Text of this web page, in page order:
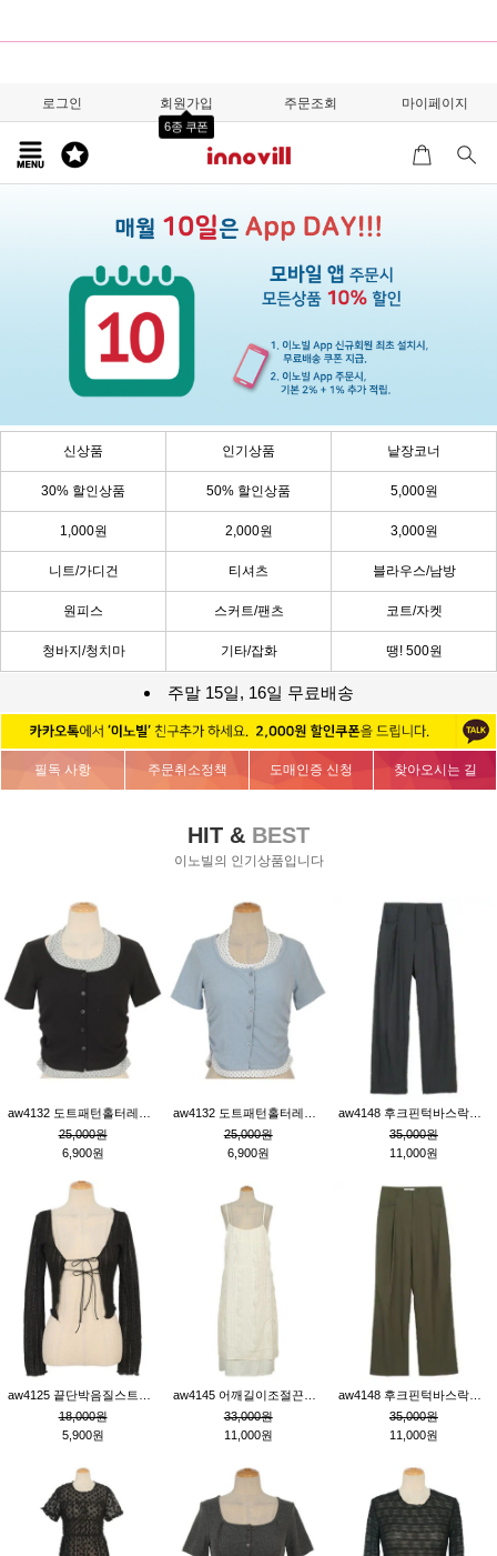
로그인 회원가입
6종 쿠폰
주문조회 마이페이지
신상품 인기상품 낱장코너
30% 할인상품 50% 할인상품 5,000원
1,000원 2,000원 3,000원
니트/가디건 티셔츠 블라우스/남방
원피스 스커트/팬츠 코트/자켓
청바지/청치마 기타/잡화 땡! 500원
주말 15일, 16일 무료배송
필독 사항 주문취소정책 도매인증 신청 찾아오시는 길
HIT & BEST
이노빌의 인기상품입니다
25,000원
6,900원
25,000원
6,900원
35,000원
11,000원
18,000원
5,900원
33,000원
11,000원
35,000원
11,000원